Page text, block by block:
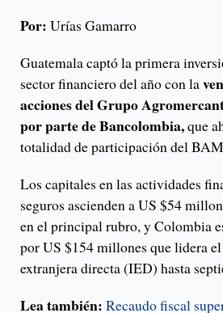
Por: Urías Gamarro
Guatemala captó la primera
sector financiero del año con la
acciones del Grupo
por parte de Bancolombia,que
totalidad de participación del
Los capitales en las actividades
seguros ascienden a US $54
en el principal rubro, y Colombia
por US $154 millones que lidera
extranjera directa (IED) hasta
Lea también: Recaudo fiscal